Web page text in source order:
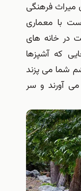
فرهنگی
با معماری
در خانه های
که آشپزها
شما می پزند
می آورند و سر